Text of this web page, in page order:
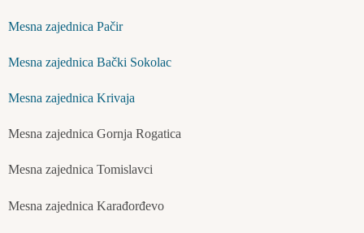
Mesna zajednica Pačir
Mesna zajednica Bački Sokolac
Mesna zajednica Krivaja
Mesna zajednica Gornja Rogatica
Mesna zajednica Tomislavci
Mesna zajednica Karađorđevo